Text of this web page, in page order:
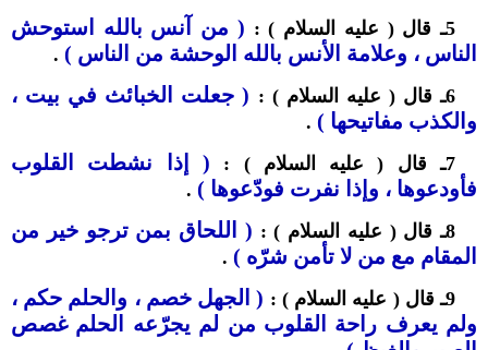
5ـ قال ( عليه السلام ) :
( من آنس بالله استوحش
الناس ، وعلامة الأنس بالله الوحشة من الناس ) .
6ـ قال ( عليه السلام ) :
( جعلت الخبائث في بيت ،
والكذب مفاتيحها ) .
7ـ قال ( عليه السلام ) :
( إذا نشطت القلوب
فأودعوها ، وإذا نفرت فودّعوها ) .
8ـ قال ( عليه السلام ) :
( اللحاق بمن ترجو خير من
المقام مع من لا تأمن شرّه ) .
9ـ قال ( عليه السلام ) :
( الجهل خصم ، والحلم حكم ،
ولم يعرف راحة القلوب من لم يجرّعه الحلم غصص